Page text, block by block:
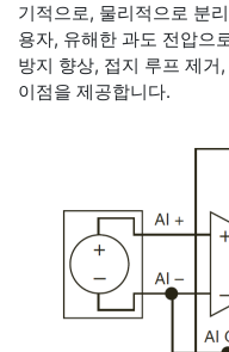
기적으로, 물리적으로 분
용자, 유해한 과도 전압으
방지 향상, 접지 루프 제
이점을 제공합니다.